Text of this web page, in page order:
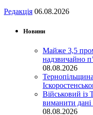
Редакція 06.08.2026
Новини
Майже 3,5
надзвичайно
08.08.2026
Військовий із
виманити
08.08.2026